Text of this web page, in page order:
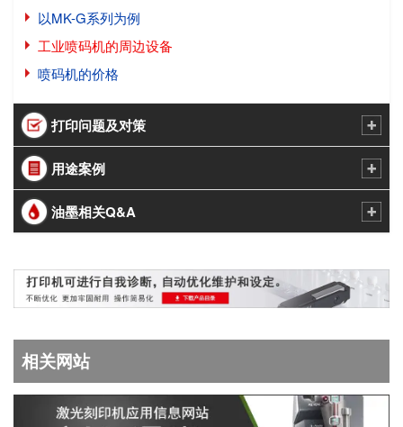
以MK-G系列为例
工业喷码机的周边设备
喷码机的价格
打印问题及对策
用途案例
油墨相关Q&A
相关网站